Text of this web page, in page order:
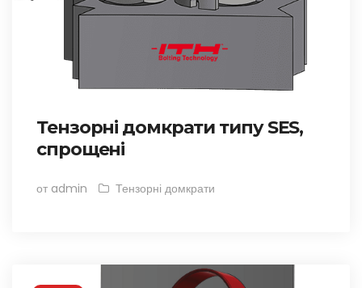
Тензорні домкрати типу SES,
спрощені
от admin Тензорні домкрати